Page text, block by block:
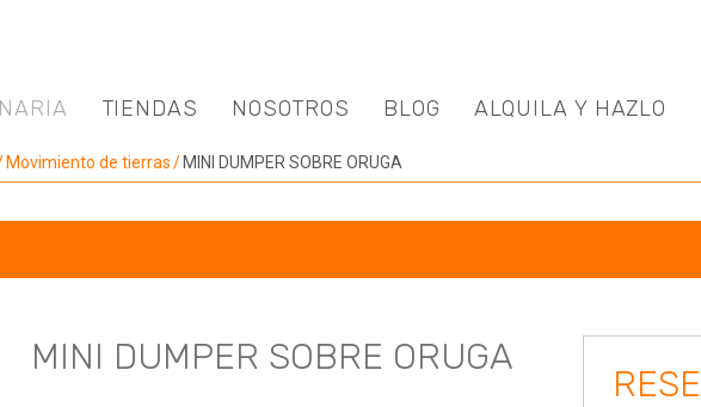
TIENDAS NOSOTROS BLOG ALQUILA Y HAZLO
Movimiento de tierras MINI DUMPER SOBRE ORUGA
MINI DUMPER SOBRE ORUGA